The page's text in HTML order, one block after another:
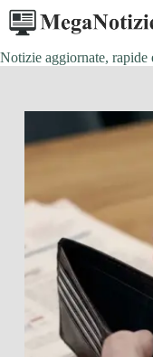
Salta
contenuto
Notizie aggiornate,